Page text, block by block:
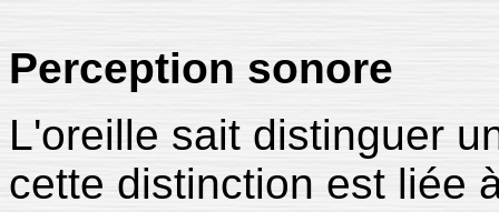
Perception sonore
L'oreille sait distinguer
cette distinction est liée